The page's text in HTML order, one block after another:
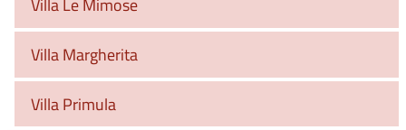
Villa Le Mimose
Villa Margherita
Villa Primula